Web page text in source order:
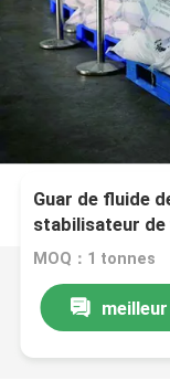
Guar de fluide
stabilisateur
stabilisateur
MOQ：1 tonnes